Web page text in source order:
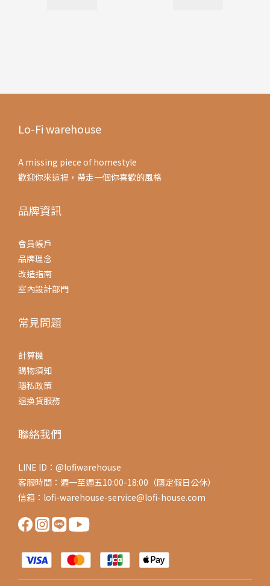
Lo-Fi warehouse
A missing piece of homestyle
歡迎你來這裡，帶走一個你喜歡的風格
品牌資訊
會員帳戶
品牌理念
改造指南
室內設計部門
常見問題
計算機
購物須知
隱私政策
退換貨服務
聯絡我們
LINE ID：@lofiwarehouse
客服時間：週一至週五10:00-18:00（國定假日公休）
信箱：lofi-warehouse-service@lofi-house.com